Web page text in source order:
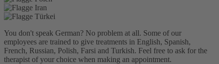
You don't speak German? No problem at all. Some of our
employees are trained to give treatments in English, Spanish,
French, Russian, Polish, Farsi and Turkish. Feel free to ask for the
therapist of your choice when making an appointment.